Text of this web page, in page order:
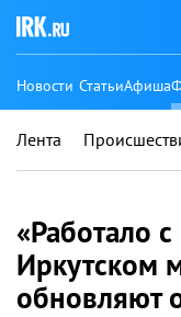
Новости СтатьиАфиша
Лента
«Работало
Иркутском
обновляют